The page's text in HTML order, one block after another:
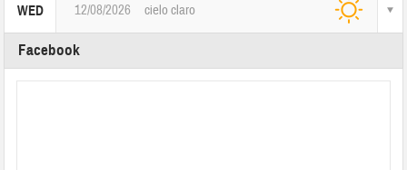
WED 12/08/2026 cielo claro
Facebook